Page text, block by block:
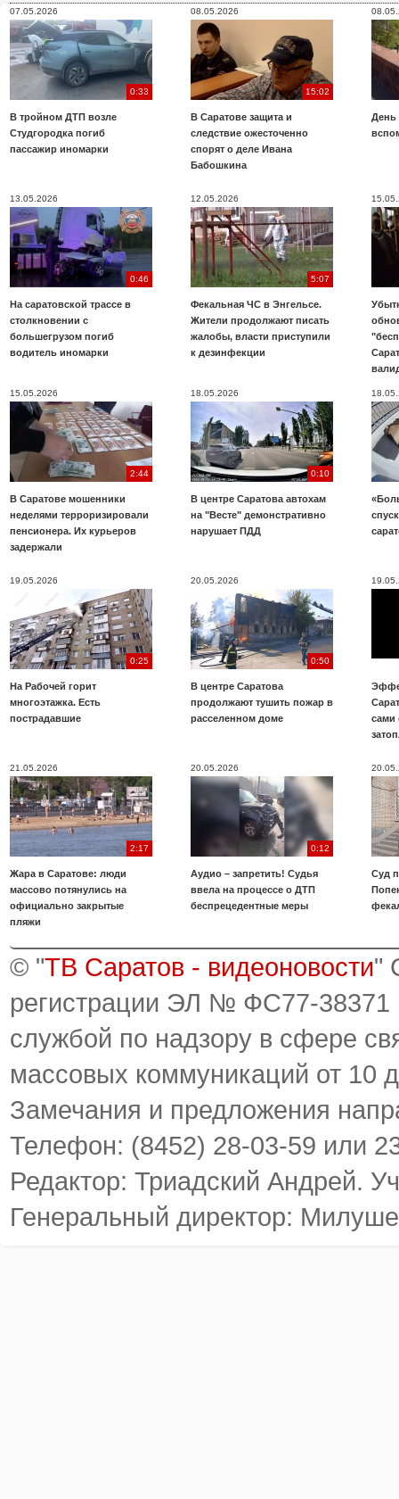
07.05.2026
0:33
В тройном ДТП возле
Студгородка погиб
пассажир иномарки
08.05.2026
15:02
В Саратове защита и
следствие ожесточенно
спорят о деле Ивана
Бабошкина
День
13.05.2026
0:46
На саратовской трассе в
столкновении с
большегрузом погиб
водитель иномарки
12.05.2026
5:07
Фекальная ЧС в Энгельсе.
Жители продолжают писать
жалобы, власти приступили
к дезинфекции
15.05.2026
2:44
В Саратове мошенники
неделями терроризировали
пенсионера. Их курьеров
задержали
18.05.2026
0:10
В центре Саратова автохам
на "Весте" демонстративно
нарушает ПДД
19.05.2026
0:25
На Рабочей горит
многоэтажка. Есть
пострадавшие
20.05.2026
0:50
В центре Саратова
продолжают тушить пожар в
расселенном доме
сами
21.05.2026
2:17
Жара в Саратове: люди
массово потянулись на
официально закрытые
пляжи
20.05.2026
0:12
Аудио – запретить! Судья
ввела на процессе о ДТП
беспрецедентные меры
Суд
© "ТВ Саратов - видеоновости"
регистрации ЭЛ № ФС77-38371
службой по надзору в сфере
массовых коммуникаций от 10
Замечания и предложения
Телефон: (8452) 28-03-59 или
Редактор: Триадский Андрей.
Генеральный директор: